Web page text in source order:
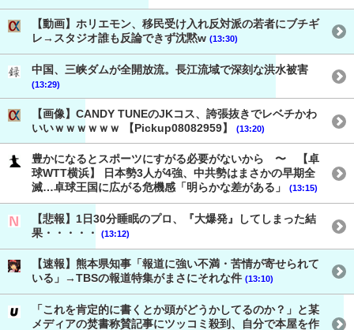
【動画】ホリエモン、移民受け入れ反対派の若者にブチギ
レ→スタジオ誰も反論できず沈黙w (13:30)
中国、三峡ダムが全開放流。長江流域で深刻な洪水被害
(13:29)
【画像】CANDY TUNEのJKコス、誇張抜きでレベチかわ
いいｗｗｗｗｗｗ 【Pickup08082959】
(13:20)
豊かになるとスポーツにすがる必要がないから 〜 【卓
球WTT横浜】 日本勢3人が4強、中共勢はまさかの早期全
滅…卓球王国に広がる危機感「明らかな差がある」
(13:15)
【悲報】1日30分睡眠のプロ、『大爆発』してしまった結
果・・・・・
(13:12)
【速報】熊本県知事「報道に強い不満・苦情が寄せられて
いる」→TBSの報道特集がまさにそれな件 (13:10)
「これを肯定的に書くとか頭がどうかしてるのか？」と某
メディアの焚書称賛記事にツッコミ殺到、自分で本屋を作